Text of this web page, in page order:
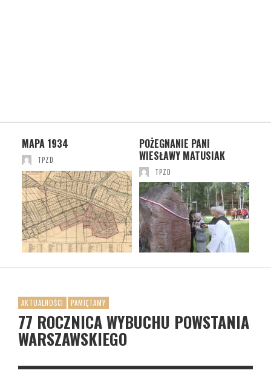
MAPA 1934
TPZD
POŻEGNANIE PANI
WIESŁAWY MATUSIAK
TPZD
AKTUALNOŚCI PAMIĘTAMY
77 ROCZNICA WYBUCHU POWSTANIA
WARSZAWSKIEGO